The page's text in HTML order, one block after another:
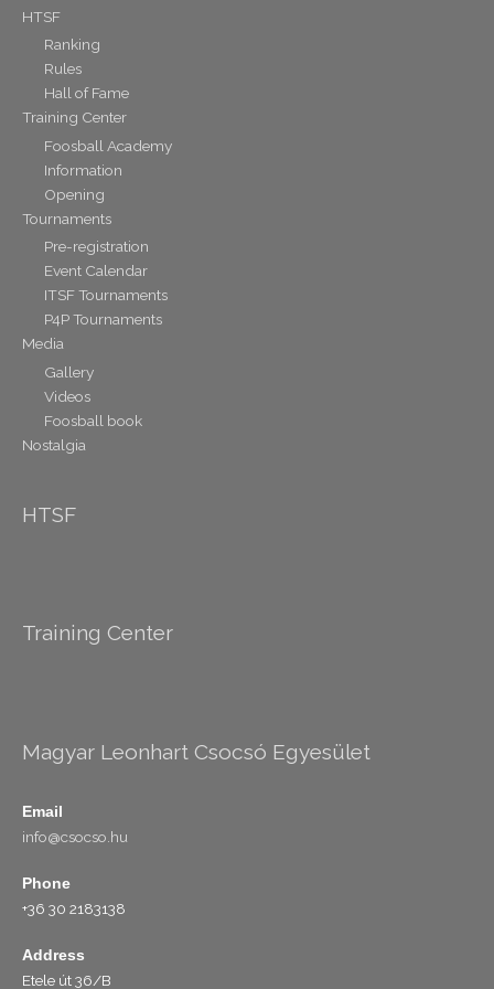
HTSF
Ranking
Rules
Hall of Fame
Training Center
Foosball Academy
Information
Opening
Tournaments
Pre-registration
Event Calendar
ITSF Tournaments
P4P Tournaments
Media
Gallery
Videos
Foosball book
Nostalgia
HTSF
Training Center
Magyar Leonhart Csocsó Egyesület
Email
info@csocso.hu
Phone
+36 30 2183138
Address
Etele út 36/B